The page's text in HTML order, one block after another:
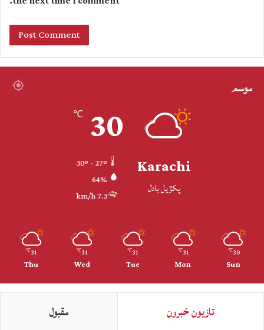
موسم
Karachi
پکڙيل بادل
30
℃
64%
7.3 km/h
30
℃
Sun
31
℃
Mon
31
℃
Tue
31
℃
Wed
31
℃
Thu
تازيون خبرون مقبول